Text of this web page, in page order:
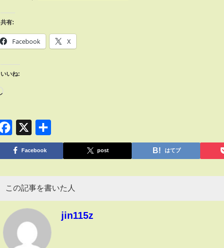
共有:
Facebook X
いいね:
Facebook
X
有
Facebook post はてブ
この記事を書いた人
jin115z